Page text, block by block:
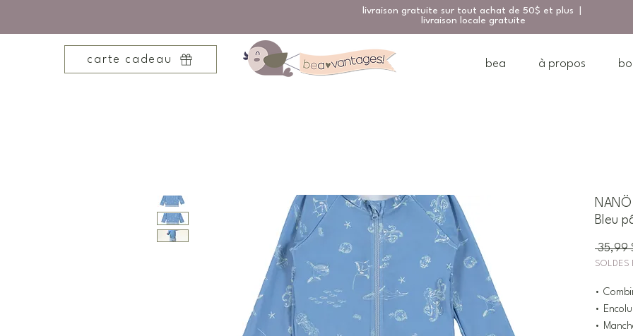
livraison gratuite sur tout achat de 50$ et plus |
livraison locale gratuite
carte cadeau bea à propos
Bleu
35,99
SOLDES
•
•
•